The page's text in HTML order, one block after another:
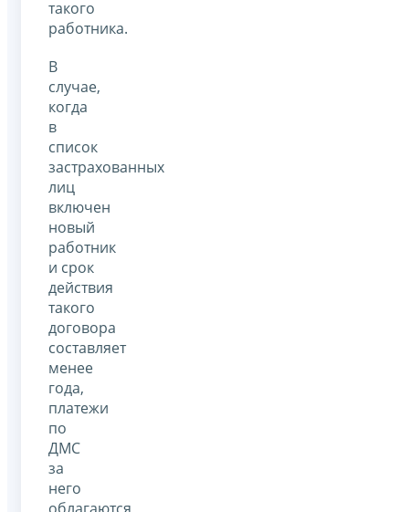
такого
работника.
В
случае,
когда
в
список
застрахованных
лиц
включен
новый
работник
и срок
действия
такого
договора
составляет
менее
года,
платежи
по
ДМС
за
него
облагаются